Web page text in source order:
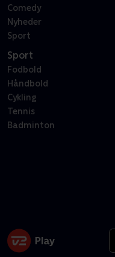
Comedy
Nyheder
Sport
Sport
Fodbold
Håndbold
Cykling
Tennis
Badminton